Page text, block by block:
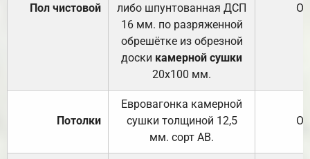
Пол чистовой
либо шпунтованная ДСП
16 мм. по разряженной
обрешётке из обрезной
доски камерной сушки
20х100 мм.
Потолки
Евровагонка камерной
сушки толщиной 12,5
мм. сорт АВ.